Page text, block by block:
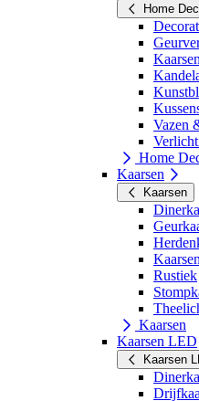
Home
Kaarsen
Vazen
Home
Kaarsen
Kaarsen
Rustiek
Kaarsen
Kaarsen LED
Kaarsen